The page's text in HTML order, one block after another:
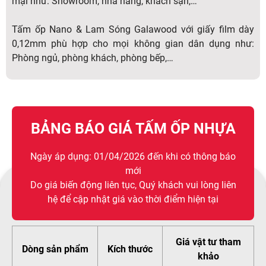
Tấm ốp Nano & Lam Sóng Galawood với giấy film dày
0,12mm phù hợp cho mọi không gian dân dụng như:
Phòng ngủ, phòng khách, phòng bếp,…
BẢNG BÁO GIÁ TẤM ỐP NHỰA
Ngày áp dụng: 01/04/2026 đến khi có thông báo
mới
Do giá biến động liên tục, Quý khách vui lòng liên
hệ để cập nhật giá vào thời điểm hiện tại
Dòng sản phẩm Kích thước
Giá vật tư tham
khảo